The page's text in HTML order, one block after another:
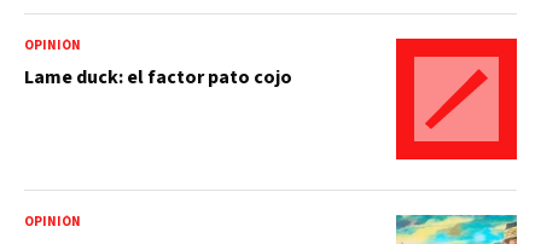
OPINIÓN
Lame duck: el factor pato cojo
OPINIÓN